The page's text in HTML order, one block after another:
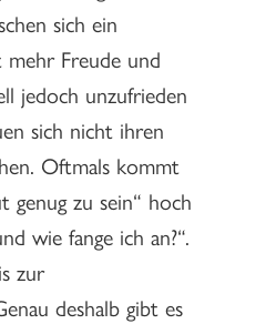
sich ein
Freude und
jedoch unzufrieden
sich nicht ihren
Oftmals kommt
genug zu sein“ hoch
wie fange ich an?“.
zur
deshalb gibt es